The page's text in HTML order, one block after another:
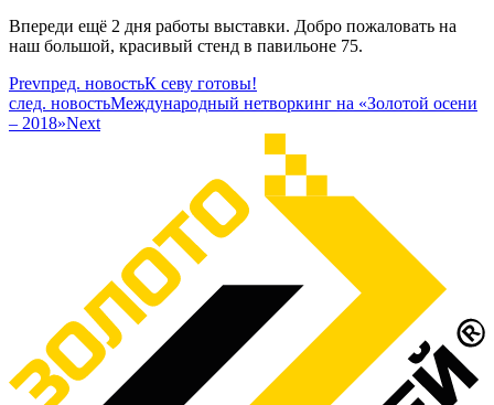
Впереди ещё 2 дня работы выставки. Добро пожаловать на
наш большой, красивый стенд в павильоне 75.
Prevпред. новостьК севу готовы!
след. новостьМеждународный нетворкинг на «Золотой осени
– 2018»Next